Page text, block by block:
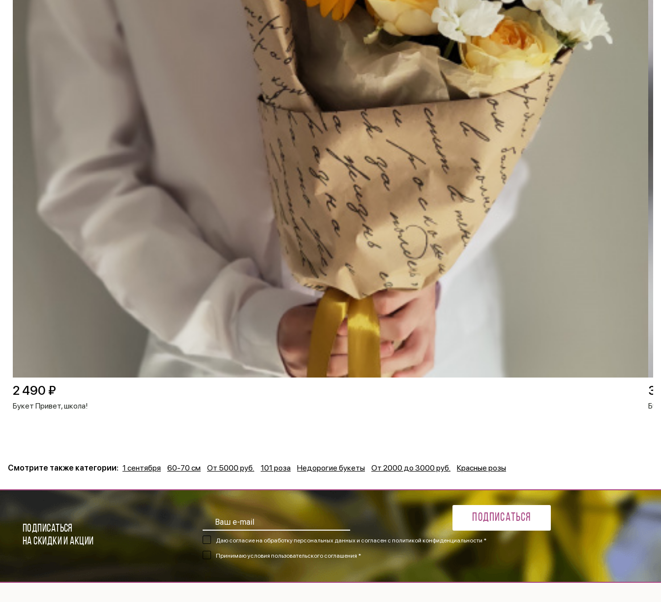
Букет Привет, школа!
2 490 ₽ 3
Смотрите также категории: 1 сентября 60-70 см От 5000 руб. 101 роза Недорогие букеты От 2000 до 3000 руб. Красные розы
ПОДПИСАТЬСЯ
НА СКИДКИ И АКЦИИ
Подписаться
Даю согласие на обработку персональных данных и согласен с политикой конфиденциальности *
Принимаюусловия пользовательского соглашения *